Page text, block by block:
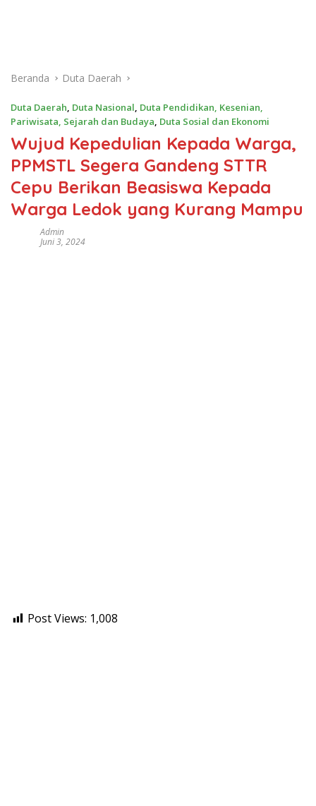
Beranda Duta Daerah
Duta Daerah, Duta Nasional, Duta Pendidikan, Kesenian,
Pariwisata, Sejarah dan Budaya, Duta Sosial dan Ekonomi
Wujud Kepedulian Kepada Warga,
PPMSTL Segera Gandeng STTR
Cepu Berikan Beasiswa Kepada
Warga Ledok yang Kurang Mampu
Admin
Juni 3, 2024
Post Views: 1,008